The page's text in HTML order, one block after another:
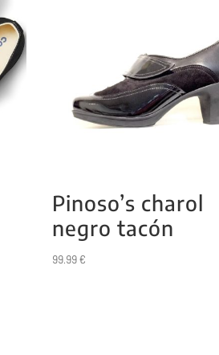
Pinoso’s charol
negro tacón
99.99€